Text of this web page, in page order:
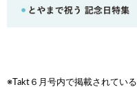
※Takt６月号内で掲載されてい